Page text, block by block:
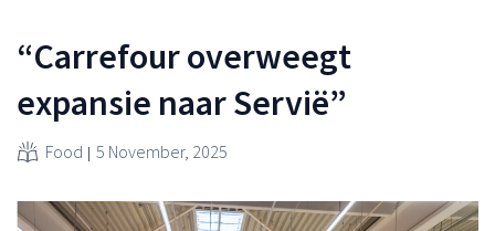
“Carrefour overweegt
expansie naar Servië”
Food 5 November, 2025